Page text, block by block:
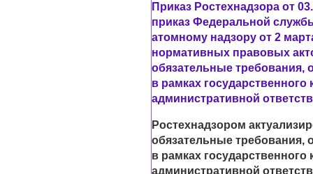
Приказ Ростехнадзора от
приказ Федеральной
атомному надзору от 2
нормативных правовых
обязательные требования,
в рамках государственного
административной
Ростехнадзором
обязательные требования,
в рамках государственного
административной